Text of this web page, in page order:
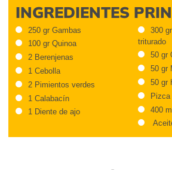
INGREDIENTES
250 gr Gambas
100 gr Quinoa
2 Berenjenas
1 Cebolla
2 Pimientos verdes
1 Calabacín
1 Diente de ajo
300
triturado
50 gr
50 gr
50 gr
400